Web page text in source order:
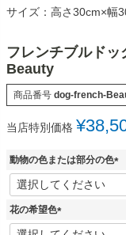
サイズ：高さ30cm×幅
フレンチブルド
Beauty
商品番号 dog-french-
当店特別価格 ¥
動物の色または部分の色
(
花の希望色
(